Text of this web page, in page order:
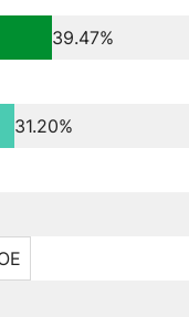
39.47%
31.20%